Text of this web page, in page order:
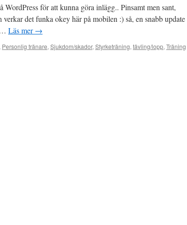
för att kunna göra inlägg.. Pinsamt men sant,
det funka okey här på mobilen :) så, en snabb update
Läs mer→
Personlig tränare, Sjukdom/skador, Styrketräning, tävling/lopp, Träning